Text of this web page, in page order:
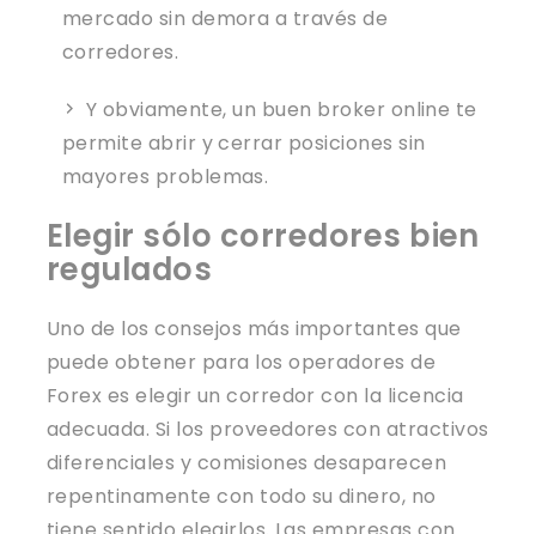
mercado sin demora a través de
corredores.
Y obviamente, un buen broker online te
permite abrir y cerrar posiciones sin
mayores problemas.
Elegir sólo corredores bien
regulados
Uno de los consejos más importantes que
puede obtener para los operadores de
Forex es elegir un corredor con la licencia
adecuada. Si los proveedores con atractivos
diferenciales y comisiones desaparecen
repentinamente con todo su dinero, no